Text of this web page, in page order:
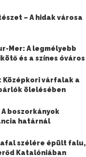
– A hidak városa
Mer: A legmélyebb
és a színes óváros
Középkori várfalak a
ölelésében
boszorkányok
határnál
szélére épült falu,
Katalóniában